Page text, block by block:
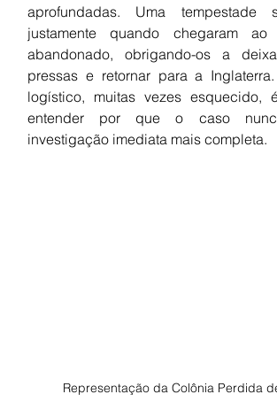
aprofundadas. Uma tempestade
justamente quando chegaram ao
abandonado, obrigando-os a
pressas e retornar para a
logístico, muitas vezes esquecido,
entender por que o caso
investigação imediata mais completa.
Representação da Colônia Perdida